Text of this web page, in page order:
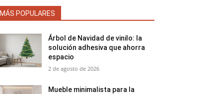
MÁS POPULARES
Árbol de Navidad de vinilo: la
solución adhesiva que ahorra
espacio
2 de agosto de 2026
Mueble minimalista para la